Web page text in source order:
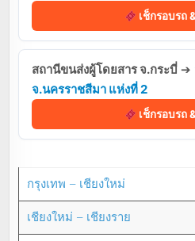
เช็กรอบรถ
สถานีขนส่งผู้โดยสาร จ.กระบี่ ➔
จ.นครราชสีมา แห่งที่ 2
เช็กรอบรถ
กรุงเทพ – เชียงใหม่
เชียงใหม่ – เชียงราย